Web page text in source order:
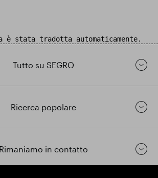
è stata tradotta automaticamente.
Tutto su SEGRO
Ricerca popolare
Rimaniamo in contatto